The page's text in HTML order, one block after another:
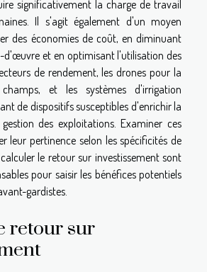
significativement la charge de travail
Il s'agit également d'un moyen
des économies de coût, en diminuant
d'œuvre et en optimisant l'utilisation des
de rendement, les drones pour la
et les systèmes d'irrigation
de dispositifs susceptibles d'enrichir la
des exploitations. Examiner ces
leur pertinence selon les spécificités de
le retour sur investissement sont
pour saisir les bénéfices potentiels
gardistes.
retour sur